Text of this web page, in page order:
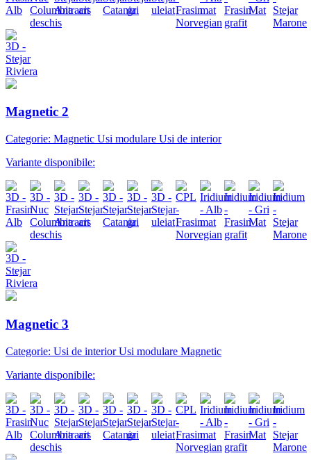
Magnetic 2
Categorie: Magnetic Usi modulare Usi de interior
Variante disponibile:
Magnetic 3
Categorie: Usi de interior Usi modulare Magnetic
Variante disponibile: